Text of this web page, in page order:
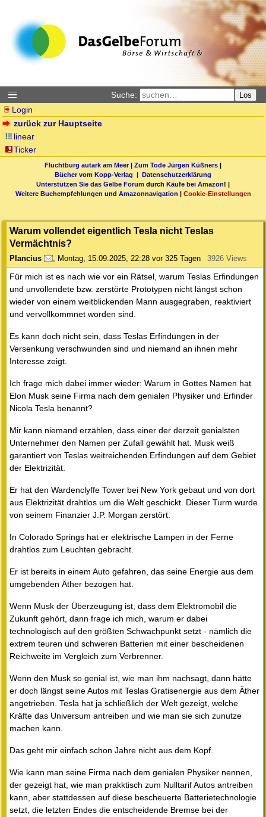
Suche: Los
Login
zurück zur Hauptseite
linear
Ticker
Fluchtburg autark am Meer| Zum Tode Jürgen Küßners |
Bücher vom Kopp-Verlag | Datenschutzerklärung
Unterstützen Sie das Gelbe Forum durch Käufe bei Amazon! |
Weitere Buchempfehlungen und Amazonnavigation | Cookie-Einstellungen
Warum vollendet eigentlich Tesla nicht Teslas
Vermächtnis?
Plancius , Montag, 15.09.2025, 22:28 vor 325 Tagen 3926 Views
Für mich ist es nach wie vor ein Rätsel, warum Teslas Erfindungen
und unvollendete bzw. zerstörte Prototypen nicht längst schon
wieder von einem weitblickenden Mann ausgegraben, reaktiviert
und vervollkommnet worden sind.
Es kann doch nicht sein, dass Teslas Erfindungen in der
Versenkung verschwunden sind und niemand an ihnen mehr
Interesse zeigt.
Ich frage mich dabei immer wieder: Warum in Gottes Namen hat
Elon Musk seine Firma nach dem genialen Physiker und Erfinder
Nicola Tesla benannt?
Mir kann niemand erzählen, dass einer der derzeit genialsten
Unternehmer den Namen per Zufall gewählt hat. Musk weiß
garantiert von Teslas weitreichenden Erfindungen auf dem Gebiet
der Elektrizität.
Er hat den Wardenclyffe Tower bei New York gebaut und von dort
aus Elektrizität drahtlos um die Welt geschickt. Dieser Turm wurde
von seinem Finanzier J.P. Morgan zerstört.
In Colorado Springs hat er elektrische Lampen in der Ferne
drahtlos zum Leuchten gebracht.
Er ist bereits in einem Auto gefahren, das seine Energie aus dem
umgebenden Äther bezogen hat.
Wenn Musk der Überzeugung ist, dass dem Elektromobil die
Zukunft gehört, dann frage ich mich, warum er dabei
technologisch auf den größten Schwachpunkt setzt - nämlich die
extrem teuren und schweren Batterien mit einer bescheidenen
Reichweite im Vergleich zum Verbrenner.
Wenn den Musk so genial ist, wie man ihm nachsagt, dann hätte
er doch längst seine Autos mit Teslas Gratisenergie aus dem Äther
angetrieben. Tesla hat ja schließlich der Welt gezeigt, welche
Kräfte das Universum antreiben und wie man sie sich zunutze
machen kann.
Das geht mir einfach schon Jahre nicht aus dem Kopf.
Wie kann man seine Firma nach dem genialen Physiker nennen,
der gezeigt hat, wie man prakktisch zum Nulltarif Autos antreiben
kann, aber stattdessen auf diese bescheuerte Batterietechnologie
setzt, die letzten Endes die entscheidende Bremse bei der